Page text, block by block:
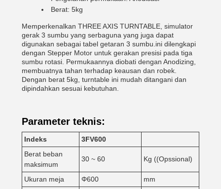
Berat: 5kg
Memperkenalkan THREE AXIS TURNTABLE, simulator
gerak 3 sumbu yang serbaguna yang juga dapat
digunakan sebagai tabel getaran 3 sumbu.ini dilengkapi
dengan Stepper Motor untuk gerakan presisi pada tiga
sumbu rotasi. Permukaannya diobati dengan Anodizing,
membuatnya tahan terhadap keausan dan robek.
Dengan berat 5kg, turntable ini mudah ditangani dan
dipindahkan sesuai kebutuhan.
Parameter teknis:
Indeks
3FV600
Berat beban
maksimum
30 ~ 60 Kg ((Opssional)
Ukuran meja Φ600
mm